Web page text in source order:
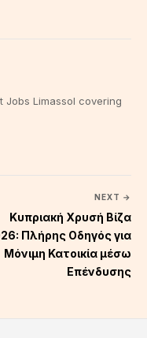
Jobs Limassol covering
NEXT →
Κυπριακή Χρυσή Βίζα
Πλήρης Οδηγός για
Μόνιμη Κατοικία μέσω
Επένδυσης